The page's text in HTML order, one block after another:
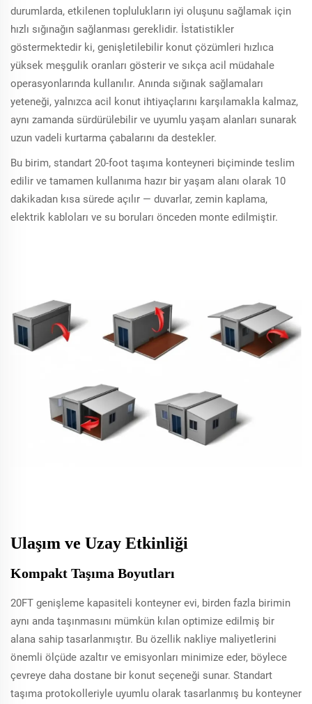
durumlarda, etkilenen toplulukların iyi oluşunu sağlamak için
hızlı sığınağın sağlanması gereklidir. İstatistikler
göstermektedir ki, genişletilebilir konut çözümleri hızlıca
yüksek meşgulik oranları gösterir ve sıkça acil müdahale
operasyonlarında kullanılır. Anında sığınak sağlamaları
yeteneği, yalnızca acil konut ihtiyaçlarını karşılamakla kalmaz,
aynı zamanda sürdürülebilir ve uyumlu yaşam alanları sunarak
uzun vadeli kurtarma çabalarını da destekler.
Bu birim, standart 20-foot taşıma konteyneri biçiminde teslim
edilir ve tamamen kullanıma hazır bir yaşam alanı olarak 10
dakikadan kısa sürede açılır — duvarlar, zemin kaplama,
elektrik kabloları ve su boruları önceden monte edilmiştir.
Ulaşım ve Uzay Etkinliği
Kompakt Taşıma Boyutları
20FT genişleme kapasiteli konteyner evi, birden fazla birimin
aynı anda taşınmasını mümkün kılan optimize edilmiş bir
alana sahip tasarlanmıştır. Bu özellik nakliye maliyetlerini
önemli ölçüde azaltır ve emisyonları minimize eder, böylece
çevreye daha dostane bir konut seçeneği sunar. Standart
taşıma protokolleriyle uyumlu olarak tasarlanmış bu konteyner